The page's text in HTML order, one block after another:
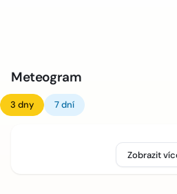
Meteogram
3 dny 7 dní
Zobrazit